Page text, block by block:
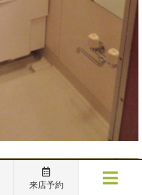
来店予約